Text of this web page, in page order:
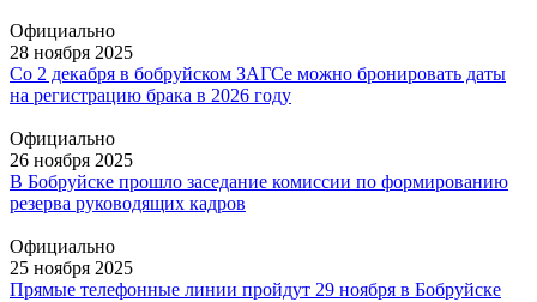
Официально
28 ноября 2025
Со 2 декабря в бобруйском ЗАГСе можно бронировать даты
на регистрацию брака в 2026 году
Официально
26 ноября 2025
В Бобруйске прошло заседание комиссии по формированию
резерва руководящих кадров
Официально
25 ноября 2025
Прямые телефонные линии пройдут 29 ноября в Бобруйске